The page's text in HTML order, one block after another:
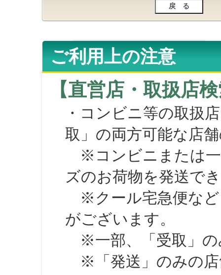
ご利用上の注意
【直営店・取扱店
・コンビニ等の取扱
取」の両方可能な店
※コンビニまたは一
ズのお荷物を発送で
※クール宅急便など
がございます。
※一部、「受取」の
※「発送」のみの店